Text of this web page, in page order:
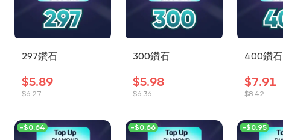
297鑽石
$5.89
$6.27
300鑽石
$5.98
$6.36
400鑽石
$7.91
$8.42
-$0.64 -$0.66 -$0.95